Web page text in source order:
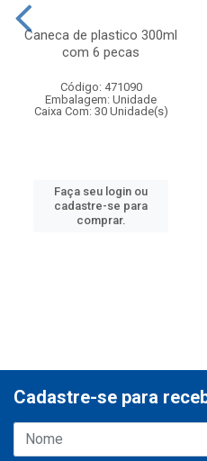
Caneca de plastico 300ml
com 6 pecas
Código: 471090
Embalagem: Unidade
Caixa Com: 30 Unidade(s)
Faça seu login ou
cadastre-se para
comprar.
Cadastre-se para